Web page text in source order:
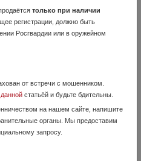
на МР-155,156 И МР-135
только при наличии
регистрации, должно быть
Росгвардии или в оружейном
от встречи с мошенником.
даннойстатьёй и будьте бдительны.
на нашем сайте, напишите
органы. Мы предоставим
запросу.